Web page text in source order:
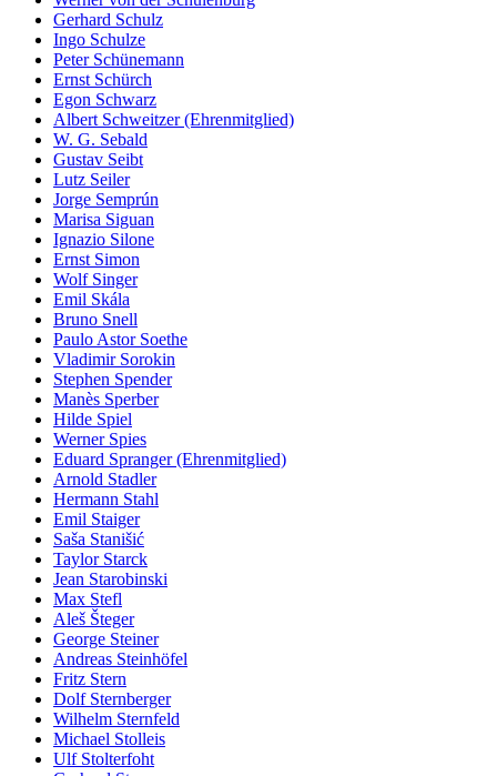
Gerhard Schulz
Ingo Schulze
Peter Schünemann
Ernst Schürch
Egon Schwarz
Albert Schweitzer (Ehrenmitglied)
W. G. Sebald
Gustav Seibt
Lutz Seiler
Jorge Semprún
Marisa Siguan
Ignazio Silone
Ernst Simon
Wolf Singer
Emil Skála
Bruno Snell
Paulo Astor Soethe
Vladimir Sorokin
Stephen Spender
Manès Sperber
Hilde Spiel
Werner Spies
Eduard Spranger (Ehrenmitglied)
Arnold Stadler
Hermann Stahl
Emil Staiger
Saša Stanišić
Taylor Starck
Jean Starobinski
Max Stefl
Aleš Šteger
George Steiner
Andreas Steinhöfel
Fritz Stern
Dolf Sternberger
Wilhelm Sternfeld
Michael Stolleis
Ulf Stolterfoht